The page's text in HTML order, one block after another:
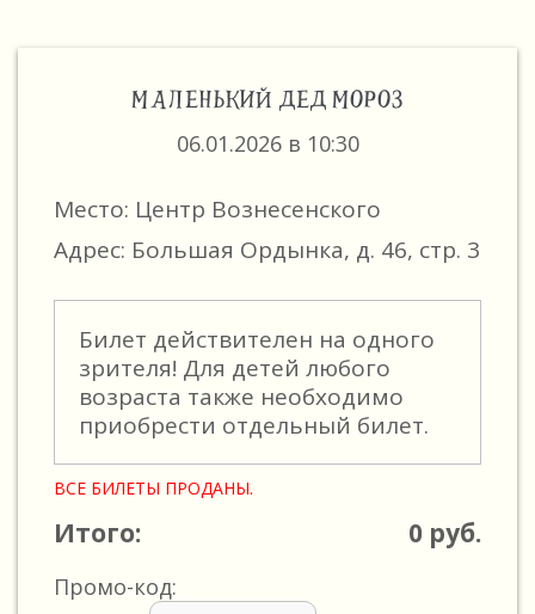
МАЛЕНЬКИЙ ДЕД МОРОЗ
06.01.2026 в 10:30
Место: Центр Вознесенского
Адрес: Большая Ордынка, д. 46, стр. 3
Билет действителен на одного
зрителя! Для детей любого
возраста также необходимо
приобрести отдельный билет.
ВСЕ БИЛЕТЫ ПРОДАНЫ.
Итого: 0 руб.
Промо-код: